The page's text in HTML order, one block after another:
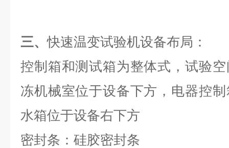
三、快速温变试验机设备布局：
控制箱和测试箱为整体式，试验
冻机械室位于设备下方，电器控
水箱位于设备右下方
密封条：硅胶密封条